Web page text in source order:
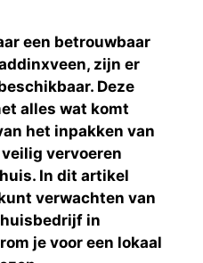
een betrouwbaar
zijn er
Deze
alles wat komt
het inpakken van
vervoeren
In dit artikel
verwachten van
in
je voor een lokaal